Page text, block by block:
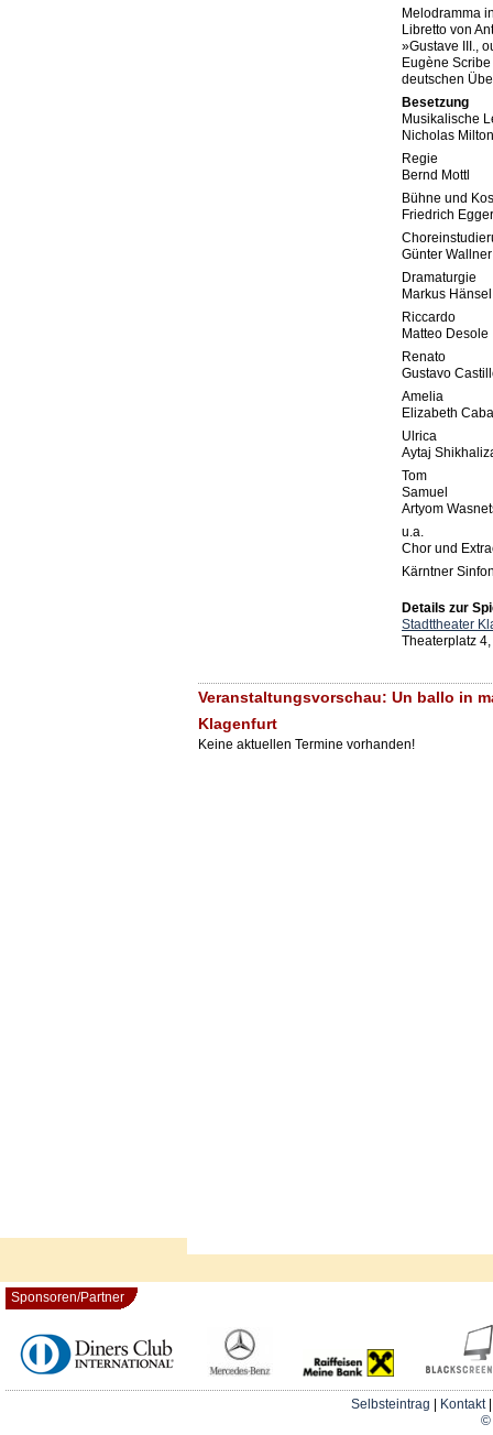
Melodramma
Libretto von
»Gustave III.,
Eugène
deutschen
Besetzung
Musikalische
Nicholas Milton
Regie
Bernd Mottl
Bühne und
Friedrich
Günter Wallner
Dramaturgie
Markus Hänsel
Riccardo
Matteo Desole
Renato
Gustavo
Amelia
Elizabeth
Ulrica
Aytaj
Tom
Samuel
Artyom
u.a.
Chor und
Kärntner
Details zur
Stadttheater
Theaterplatz
Veranstaltungsvorschau: Un ballo in
Klagenfurt
Keine aktuellen Termine vorhanden!
Sponsoren/Partner
Selbsteintrag Kontakt
©